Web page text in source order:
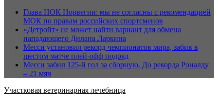
Глава НОК Норвегии: мы не согласны с рекомендацией
МОК по правам российских спортсменов
«Детройт» не может найти вариант для обмена
нападающего Дилана Ларкина
Месси установил рекорд чемпионатов мира, забив в
шестом матче плей‑офф подряд
Месси забил 125-й гол за сборную. До рекорда Роналду
– 21 мяч
Участковая ветеринарная лечебница